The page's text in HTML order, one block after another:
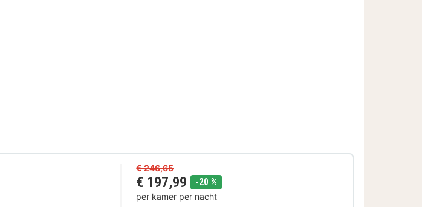
€ 246,65
€ 197,99 -20 %
per kamer per nacht